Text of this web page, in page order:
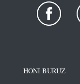
HONI BURUZ